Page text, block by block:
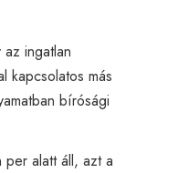
ingatlan
kapcsolatos más
bírósági
per alatt áll, azt a